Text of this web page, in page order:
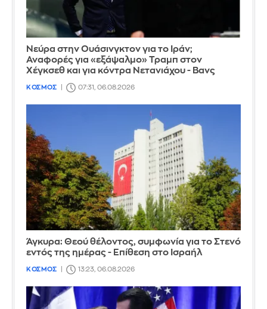
Νεύρα στην Ουάσινγκτον για το Ιράν;
Αναφορές για «εξάψαλμο» Τραμπ στον
Χέγκσεθ και για κόντρα Νετανιάχου - Βανς
ΚΟΣΜΟΣ 07:31, 06.08.2026
Άγκυρα: Θεού θέλοντος, συμφωνία για το Στενό
εντός της ημέρας - Επίθεση στο Ισραήλ
ΚΟΣΜΟΣ 13:23, 06.08.2026